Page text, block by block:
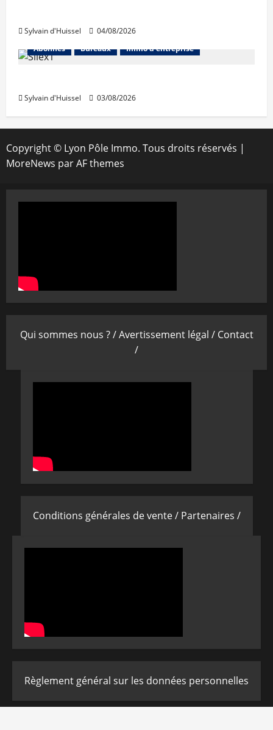
Sylvain d'Huissel
04/08/2026
Abonnés
Bureaux Immo d'entreprise
Sylvain d'Huissel 03/08/2026
Copyright © Lyon Pôle Immo. Tous droits réservés |
MoreNews par AF themes
Qui sommes nous ? /Avertissement légal / Contact
/
Conditions générales de vente / Partenaires /
Règlement général sur les données personnelles